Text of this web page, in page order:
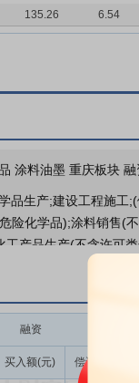
135.26 6.54
涂料油墨 重庆板块
品生产;建设工程施工
险化学品);涂料销售(
产品生产(不含许可
胶制品销售;货物进
地产租赁;节能管理
新型光学材料销售;
经营活动)
从事涂料的生产与销
融资
买入额(元) 偿还额(元)